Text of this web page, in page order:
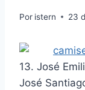
Por istern 23
13. José
José